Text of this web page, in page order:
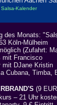
des Monats:
Köln-Mülheim
(Zufahrt:
mit Francisco
mit DJane Kristin
Cubana, Timba,
(9
– 21 Uhr